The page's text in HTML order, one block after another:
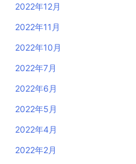
2022年12月
2022年11月
2022年10月
2022年7月
2022年6月
2022年5月
2022年4月
2022年2月